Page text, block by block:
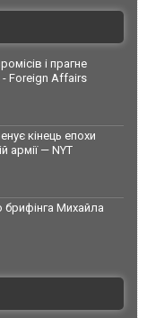
і прагне
- Foreign Affairs
кінець епохи
армії — NYT
брифінга Михайла